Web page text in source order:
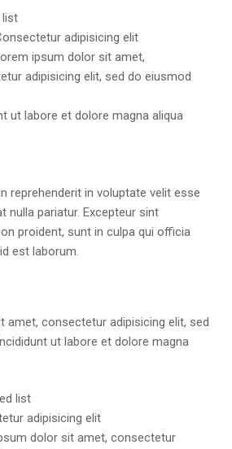
list
adipisicing elit
ipsum dolor sit amet,
adipisicing elit, sed do eiusmod
ut labore et dolore magna aliqua
reprehenderit in voluptate velit esse
nulla pariatur. Excepteur sint
proident, sunt in culpa qui officia
est laborum.
amet, consectetur adipisicing elit, sed
ut labore et dolore magna
list
adipisicing elit
dolor sit amet, consectetur